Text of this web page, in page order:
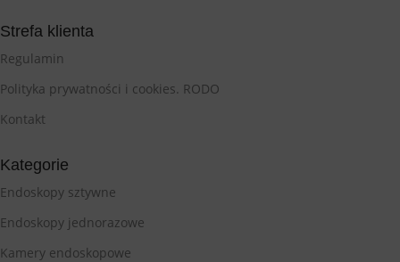
Strefa klienta
Regulamin
Polityka prywatności i cookies. RODO
Kontakt
Kategorie
Endoskopy sztywne
Endoskopy jednorazowe
Kamery endoskopowe